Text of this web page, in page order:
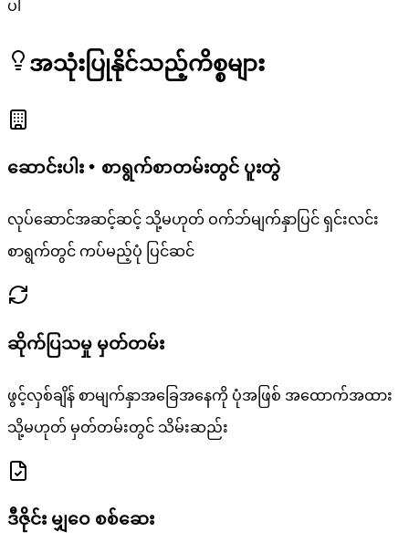
ပါ
အသုံးပြုနိုင်သည့်ကိစ္စများ
ဆောင်းပါး・စာရွက်စာတမ်းတွင် ပူးတွဲ
လုပ်ဆောင်အဆင့်ဆင့် သို့မဟုတ် ဝက်ဘ်မျက်နှာပြင် ရှင်းလင်း
စာရွက်တွင် ကပ်မည့်ပုံ ပြင်ဆင်
ဆိုက်ပြသမှု မှတ်တမ်း
ဖွင့်လှစ်ချိန် စာမျက်နှာအခြေအနေကို ပုံအဖြစ် အထောက်အထား
သို့မဟုတ် မှတ်တမ်းတွင် သိမ်းဆည်း
ဒီဇိုင်း မျှဝေ စစ်ဆေး